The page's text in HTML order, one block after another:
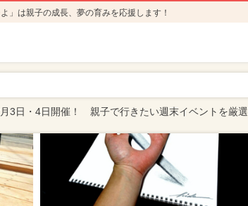
」は親子の成長、夢の育みを応援します！
月3日・4日開催！ 親子で行きたい週末イベントを厳選